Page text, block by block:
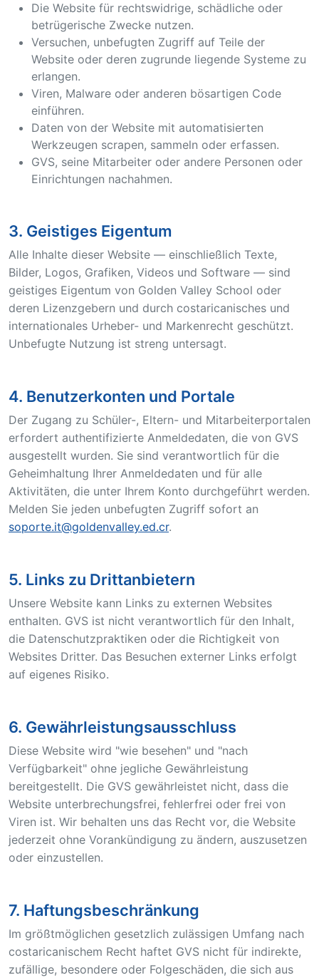
Die Website für rechtswidrige, schädliche oder
betrügerische Zwecke nutzen.
Versuchen, unbefugten Zugriff auf Teile der
Website oder deren zugrunde liegende Systeme zu
erlangen.
Viren, Malware oder anderen bösartigen Code
einführen.
Daten von der Website mit automatisierten
Werkzeugen scrapen, sammeln oder erfassen.
GVS, seine Mitarbeiter oder andere Personen oder
Einrichtungen nachahmen.
3. Geistiges Eigentum
Alle Inhalte dieser Website — einschließlich Texte,
Bilder, Logos, Grafiken, Videos und Software — sind
geistiges Eigentum von Golden Valley School oder
deren Lizenzgebern und durch costaricanisches und
internationales Urheber- und Markenrecht geschützt.
Unbefugte Nutzung ist streng untersagt.
4. Benutzerkonten und Portale
Der Zugang zu Schüler-, Eltern- und Mitarbeiterportalen
erfordert authentifizierte Anmeldedaten, die von GVS
ausgestellt wurden. Sie sind verantwortlich für die
Geheimhaltung Ihrer Anmeldedaten und für alle
Aktivitäten, die unter Ihrem Konto durchgeführt werden.
Melden Sie jeden unbefugten Zugriff sofort an
soporte.it@goldenvalley.ed.cr.
5. Links zu Drittanbietern
Unsere Website kann Links zu externen Websites
enthalten. GVS ist nicht verantwortlich für den Inhalt,
die Datenschutzpraktiken oder die Richtigkeit von
Websites Dritter. Das Besuchen externer Links erfolgt
auf eigenes Risiko.
6. Gewährleistungsausschluss
Diese Website wird "wie besehen" und "nach
Verfügbarkeit" ohne jegliche Gewährleistung
bereitgestellt. Die GVS gewährleistet nicht, dass die
Website unterbrechungsfrei, fehlerfrei oder frei von
Viren ist. Wir behalten uns das Recht vor, die Website
jederzeit ohne Vorankündigung zu ändern, auszusetzen
oder einzustellen.
7. Haftungsbeschränkung
Im größtmöglichen gesetzlich zulässigen Umfang nach
costaricanischem Recht haftet GVS nicht für indirekte,
zufällige, besondere oder Folgeschäden, die sich aus